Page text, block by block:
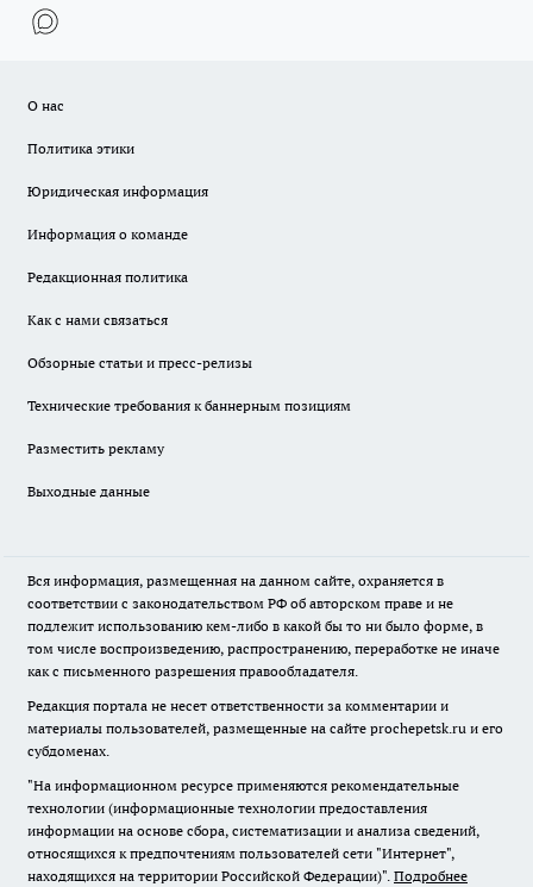
О нас
Политика этики
Юридическая информация
Информация о команде
Редакционная политика
Как с нами связаться
Обзорные статьи и пресс-релизы
Технические требования к баннерным позициям
Разместить рекламу
Выходные данные
Вся информация, размещенная на данном сайте, охраняется в
соответствии с законодательством РФ об авторском праве и не
подлежит использованию кем-либо в какой бы то ни было форме, в
том числе воспроизведению, распространению, переработке не иначе
как с письменного разрешения правообладателя.
Редакция портала не несет ответственности за комментарии и
материалы пользователей, размещенные на сайте prochepetsk.ru и его
субдоменах.
"На информационном ресурсе применяются рекомендательные
технологии (информационные технологии предоставления
информации на основе сбора, систематизации и анализа сведений,
относящихся к предпочтениям пользователей сети "Интернет",
находящихся на территории Российской Федерации)". Подробнее